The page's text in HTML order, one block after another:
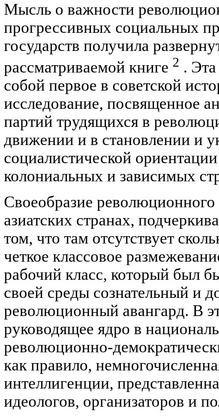
Мысль о важности
прогрессивных социальных
государств получила
рассматриваемой книге 2 . Эта
собой первое в советской
исследование, посвященное
партий трудящихся в
движении и в становлении и
социалистической
колониальных и зависимых
Своеобразие
азиатских странах,
том, что там отсутствует
четкое классовое
рабочий класс, который был
своей среды сознательный и
революционный авангард. В
руководящее ядро в
революционно-
как правило,
интеллигенции,
идеологов, организаторов и